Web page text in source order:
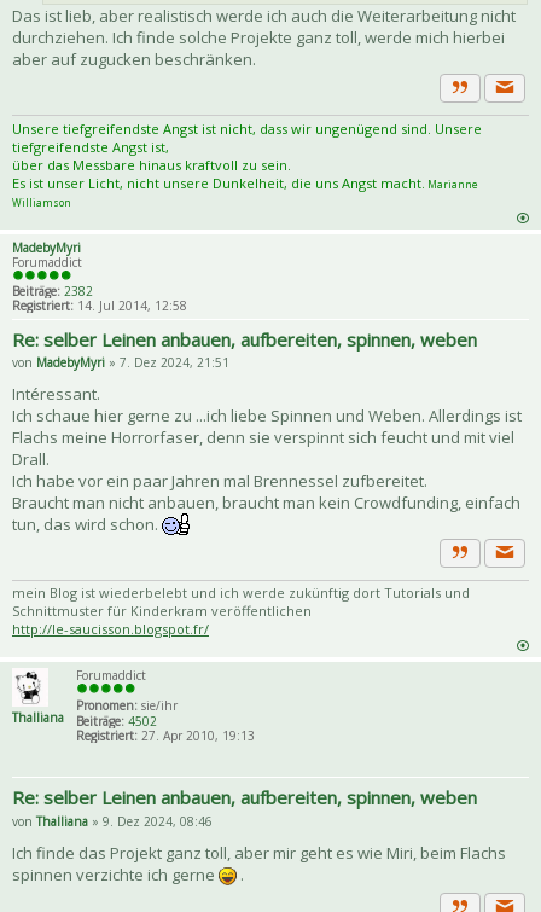
Das ist lieb, aber realistisch werde ich auch die Weiterarbeitung nicht
durchziehen. Ich finde solche Projekte ganz toll, werde mich hierbei
aber auf zugucken beschränken.
Zitat
Unsere tiefgreifendste Angst ist nicht, dass wir ungenügend sind. Unsere
tiefgreifendste Angst ist,
über das Messbare hinaus kraftvoll zu sein.
Es ist unser Licht, nicht unsere Dunkelheit, die uns Angst macht. Marianne
Williamson
MadebyMyri
Forumaddict
Beiträge: 2382
Registriert: 14. Jul 2014, 12:58
Re: selber Leinen anbauen, aufbereiten, spinnen, weben
von MadebyMyri » 7. Dez 2024, 21:51
Intéressant.
Ich schaue hier gerne zu ...ich liebe Spinnen und Weben. Allerdings ist
Flachs meine Horrorfaser, denn sie verspinnt sich feucht und mit viel
Drall.
Ich habe vor ein paar Jahren mal Brennessel zufbereitet.
Braucht man nicht anbauen, braucht man kein Crowdfunding, einfach
tun, das wird schon.
Zitat
mein Blog ist wiederbelebt und ich werde zukünftig dort Tutorials und
Schnittmuster für Kinderkram veröffentlichen
http://le-saucisson.blogspot.fr/
Thalliana
Forumaddict
Pronomen: sie/ihr
Beiträge: 4502
Registriert: 27. Apr 2010, 19:13
Re: selber Leinen anbauen, aufbereiten, spinnen, weben
von Thalliana » 9. Dez 2024, 08:46
Ich finde das Projekt ganz toll, aber mir geht es wie Miri, beim Flachs
spinnen verzichte ich gerne
.